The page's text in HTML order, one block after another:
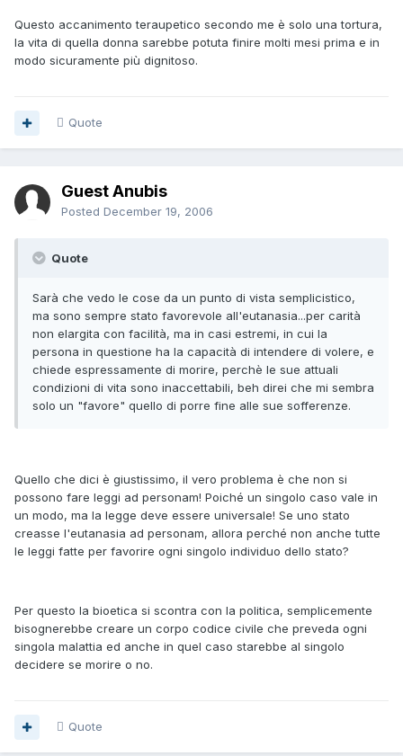
Questo accanimento teraupetico secondo me è solo una tortura,
la vita di quella donna sarebbe potuta finire molti mesi prima e in
modo sicuramente più dignitoso.
Quote
Guest Anubis
Posted December 19, 2006
Quote
Sarà che vedo le cose da un punto di vista semplicistico,
ma sono sempre stato favorevole all'eutanasia...per carità
non elargita con facilità, ma in casi estremi, in cui la
persona in questione ha la capacità di intendere di volere, e
chiede espressamente di morire, perchè le sue attuali
condizioni di vita sono inaccettabili, beh direi che mi sembra
solo un "favore" quello di porre fine alle sue sofferenze.
Quello che dici è giustissimo, il vero problema è che non si
possono fare leggi ad personam! Poiché un singolo caso vale in
un modo, ma la legge deve essere universale! Se uno stato
creasse l'eutanasia ad personam, allora perché non anche tutte
le leggi fatte per favorire ogni singolo individuo dello stato?
Per questo la bioetica si scontra con la politica, semplicemente
bisognerebbe creare un corpo codice civile che preveda ogni
singola malattia ed anche in quel caso starebbe al singolo
decidere se morire o no.
Quote